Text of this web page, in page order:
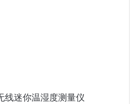
线迷你温湿度测量仪